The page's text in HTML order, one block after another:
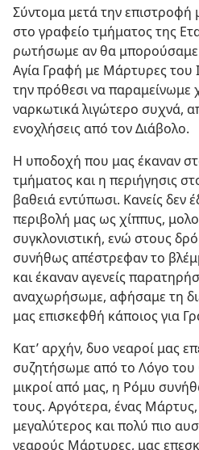
Σύντομα μετά την
στο γραφείο τμήματος της
ρωτήσωμε αν θα
Αγία Γραφή με Μάρτυρες του
την πρόθεσι να παραμείνωμε
ναρκωτικά λιγώτερο συχνά,
ενοχλήσεις από τον Διάβολο.
Η υποδοχή που μας έκαναν
τμήματος και η περιήγησις
βαθειά εντύπωσι. Κανείς δεν
περιβολή μας ως χίππυς,
συγκλονιστική, ενώ στους
συνήθως απέστρεφαν το
και έκαναν αγενείς
αναχωρήσωμε, αφήσαμε τη
μας επισκεφθή κάποιος για
Κατ’ αρχήν, δυο νεαροί μας
συζητήσωμε από το Λόγο του
μικροί από μας, η Ρόμυ
τους. Αργότερα, ένας
μεγαλύτερος και πολύ πιο
νεαρούς Μάρτυρες, μας